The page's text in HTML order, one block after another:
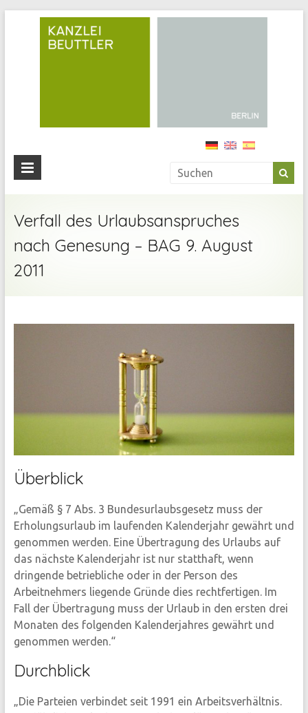
Verfall des Urlaubsanspruches
nach Genesung – BAG 9. August
2011
Überblick
„Gemäß § 7 Abs. 3 Bundesurlaubsgesetz muss der
Erholungsurlaub im laufenden Kalenderjahr gewährt und
genommen werden. Eine Übertragung des Urlaubs auf
das nächste Kalenderjahr ist nur statthaft, wenn
dringende betriebliche oder in der Person des
Arbeitnehmers liegende Gründe dies rechtfertigen. Im
Fall der Übertragung muss der Urlaub in den ersten drei
Monaten des folgenden Kalenderjahres gewährt und
genommen werden.“
Durchblick
„Die Parteien verbindet seit 1991 ein Arbeitsverhältnis.